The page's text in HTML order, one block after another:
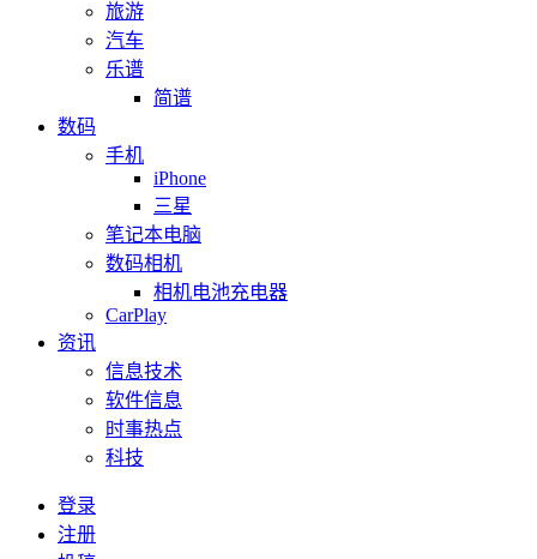
旅游
汽车
乐谱
简谱
数码
手机
iPhone
三星
笔记本电脑
数码相机
相机电池充电器
CarPlay
资讯
信息技术
软件信息
时事热点
科技
登录
注册